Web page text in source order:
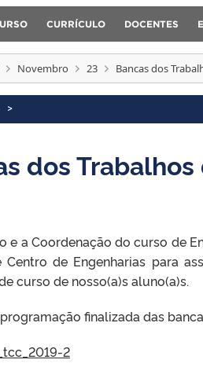
CURRÍCULO DOCENTES
Novembro 23 Bancas dos
>
dos
e a Coordenação do curso de
de Engenharias para
curso de nosso(a)s aluno(a)s.
finalizada das
2